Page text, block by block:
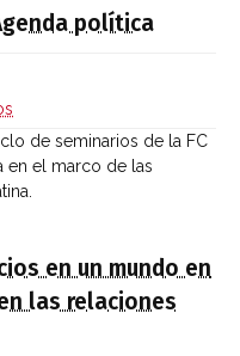
política
de seminarios de la FC
en el marco de las
en un mundo en
las relaciones